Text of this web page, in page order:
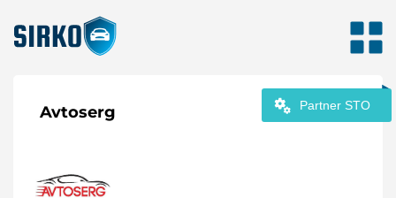
Partner STO
Avtoserg